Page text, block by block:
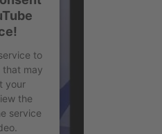
to
may
your
the
service